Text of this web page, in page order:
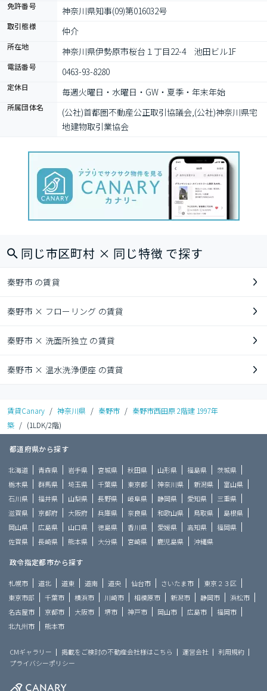
免許番号 神奈川県知事(09)第016032号
取引態様 仲介
所在地 神奈川県伊勢原市桜台１丁目22-4　池田ビル1F
電話番号 0463-93-8280
定休日 毎週火曜日・水曜日・GW・夏季・年末年始
所属団体名
(公社)首都圏不動産公正取引協議会,(公社)神奈川県宅
地建物取引業協会
同じ市区町村 × 同じ特徴 で探す
秦野市 の賃貸
秦野市 × フローリング の賃貸
秦野市 × 洗面所独立 の賃貸
秦野市 × 温水洗浄便座 の賃貸
賃貸Canary / 神奈川県 / 秦野市 / 秦野市西田原 2階建 1997年
築 / (1LDK/2階)
都道府県から探す
北海道 青森県 岩手県 宮城県 秋田県 山形県 福島県
茨城県
栃木県
群馬県 埼玉県 千葉県 東京都 神奈川県 新潟県
富山県
石川県
福井県 山梨県 長野県 岐阜県 静岡県 愛知県
三重県
滋賀県
京都府 大阪府 兵庫県 奈良県 和歌山県 鳥取県
島根県
岡山県
広島県 山口県 徳島県 香川県 愛媛県 高知県
福岡県
佐賀県
長崎県 熊本県 大分県 宮崎県 鹿児島県 沖縄県
政令指定都市から探す
札幌市 道北 道東 道南 道央 仙台市 さいたま市
東京２３区
東京市部
千葉市 横浜市 川崎市 相模原市 新潟市 静岡市
浜松市
名古屋市
京都市 大阪市 堺市 神戸市 岡山市 広島市
福岡市
北九州市
熊本市
CMギャラリー 掲載をご検討の不動産会社様はこちら 運営会社
利用規約
プライバシーポリシー